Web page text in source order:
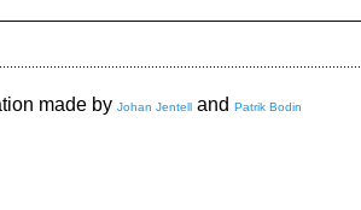
made by Johan Jentell and Patrik Bodin